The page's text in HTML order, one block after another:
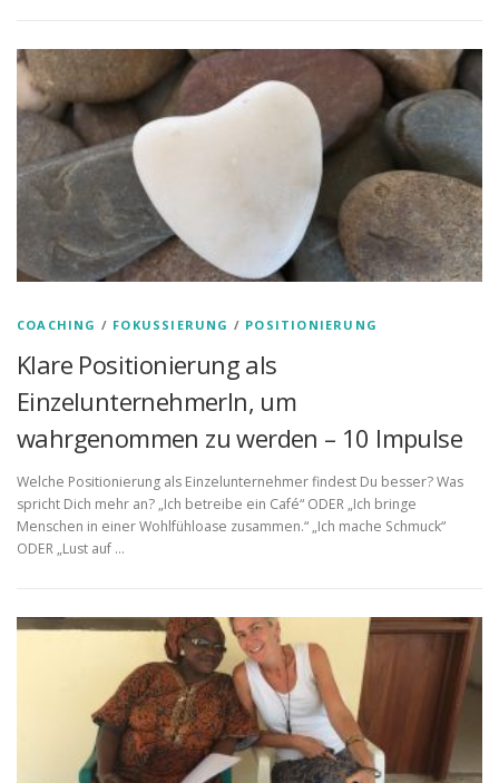
COACHING / FOKUSSIERUNG / POSITIONIERUNG
Klare Positionierung als
EinzelunternehmerIn, um
wahrgenommen zu werden – 10 Impulse
Welche Positionierung als Einzelunternehmer findest Du besser? Was
spricht Dich mehr an? „Ich betreibe ein Café“ ODER „Ich bringe
Menschen in einer Wohlfühloase zusammen.“ „Ich mache Schmuck“
ODER „Lust auf …